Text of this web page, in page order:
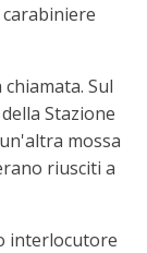
Sul
Stazione
mossa
riusciti a
interlocutore